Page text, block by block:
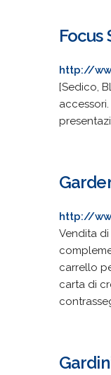
Focus
http://
[Sedico,
http://
Vendita
carrello
carta di